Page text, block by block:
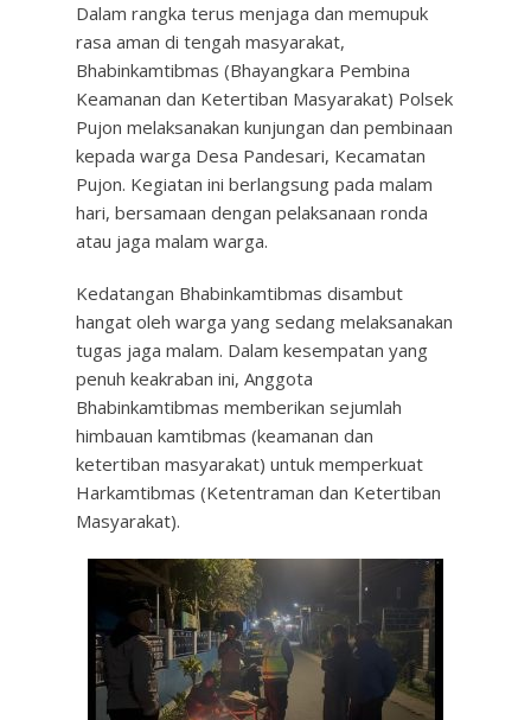
Dalam rangka terus menjaga dan memupuk
rasa aman di tengah masyarakat,
Bhabinkamtibmas (Bhayangkara Pembina
Keamanan dan Ketertiban Masyarakat) Polsek
Pujon melaksanakan kunjungan dan pembinaan
kepada warga Desa Pandesari, Kecamatan
Pujon. Kegiatan ini berlangsung pada malam
hari, bersamaan dengan pelaksanaan ronda
atau jaga malam warga.
Kedatangan Bhabinkamtibmas disambut
hangat oleh warga yang sedang melaksanakan
tugas jaga malam. Dalam kesempatan yang
penuh keakraban ini, Anggota
Bhabinkamtibmas memberikan sejumlah
himbauan kamtibmas (keamanan dan
ketertiban masyarakat) untuk memperkuat
Harkamtibmas (Ketentraman dan Ketertiban
Masyarakat).